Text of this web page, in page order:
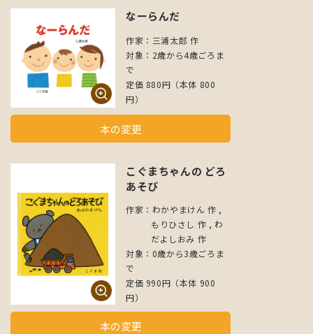
なーらんだ
作家：三浦太郎 作
対象：2歳から4歳ごろま
で
定価 880円（本体 800
円）
本の変更
こぐまちゃんの どろ
あそび
作家：わかやまけん 作 ,
もりひさし 作 , わ
だよしおみ 作
対象：0歳から3歳ごろま
で
定価 990円（本体 900
円）
本の変更